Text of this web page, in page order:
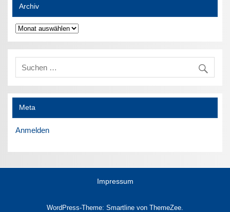
Archiv
Archiv
Meta
Anmelden
Impressum
WordPress-Theme: Smartline von ThemeZee.